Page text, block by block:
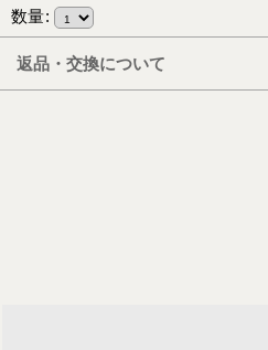
数量:
返品・交換について